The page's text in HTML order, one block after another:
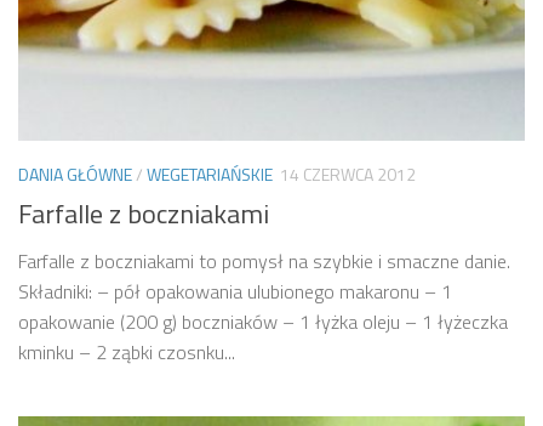
DANIA GŁÓWNE/WEGETARIAŃSKIE 14 CZERWCA 2012
Farfalle z boczniakami
Farfalle z boczniakami to pomysł na szybkie i smaczne danie.
Składniki: – pół opakowania ulubionego makaronu – 1
opakowanie (200 g) boczniaków – 1 łyżka oleju – 1 łyżeczka
kminku – 2 ząbki czosnku...